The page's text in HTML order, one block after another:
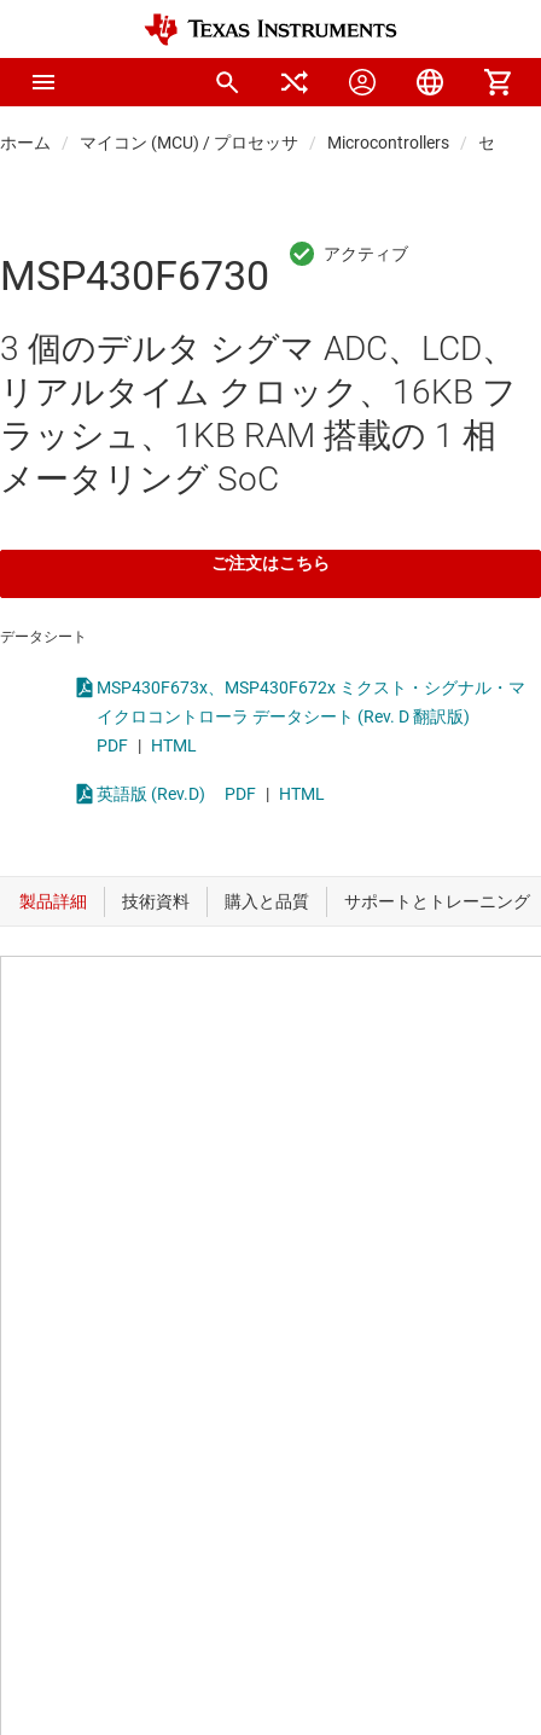
ホーム マイコン (MCU) / プロセッサ Microcontrollers センシ
MSP430F6730
3 個のデルタ シグマ ADC、LCD、
リアルタイム クロック、16KB フ
ラッシュ、1KB RAM 搭載の 1 相
メータリング SoC
ご注文はこちら
データシート
MSP430F673x、MSP430F672x ミクスト・シグナル・マ
イクロコントローラ データシート (Rev. D 翻訳版)
PDF | HTML
英語版 (Rev.D) PDF | HTML